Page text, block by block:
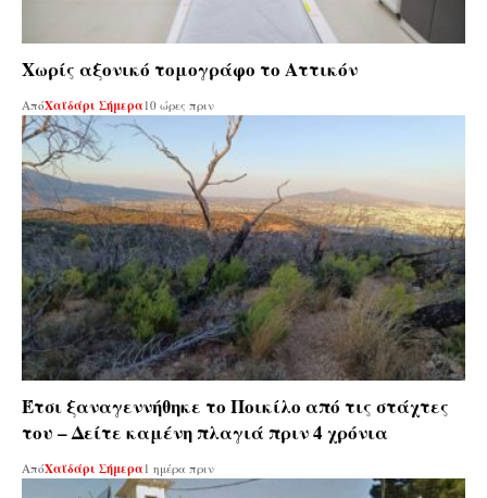
Χωρίς αξονικό τομογράφο το Αττικόν
ΑπόΧαϊδάρι Σήμερα 10 ώρες πριν
Έτσι ξαναγεννήθηκε το Ποικίλο από τις στάχτες
του – Δείτε καμένη πλαγιά πριν 4 χρόνια
ΑπόΧαϊδάρι Σήμερα1 ημέρα πριν